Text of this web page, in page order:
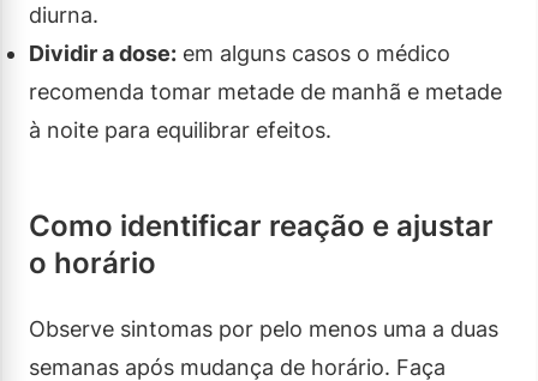
diurna.
Dividir a dose: em alguns casos o médico
recomenda tomar metade de manhã e metade
à noite para equilibrar efeitos.
Como identificar reação e ajustar
o horário
Observe sintomas por pelo menos uma a duas
semanas após mudança de horário. Faça